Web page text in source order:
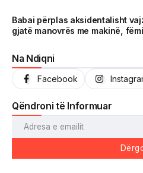
arritura në një kohë shumë të
kthyer në një zë të fortë
Babai përplas aksidentalisht
gjatë manovrës me makinë,
Na Ndiqni
Facebook
Qëndroni të Informuar